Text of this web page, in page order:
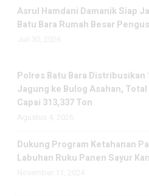
Asrul Hamdani Damanik Siap
Batu Bara Rumah Besar
Polres Batu Bara Distribusikan
Jagung ke Bulog Asahan,
Capai 313,337 Ton
Dukung Program Ketahanan
Labuhan Ruku Panen Sayur